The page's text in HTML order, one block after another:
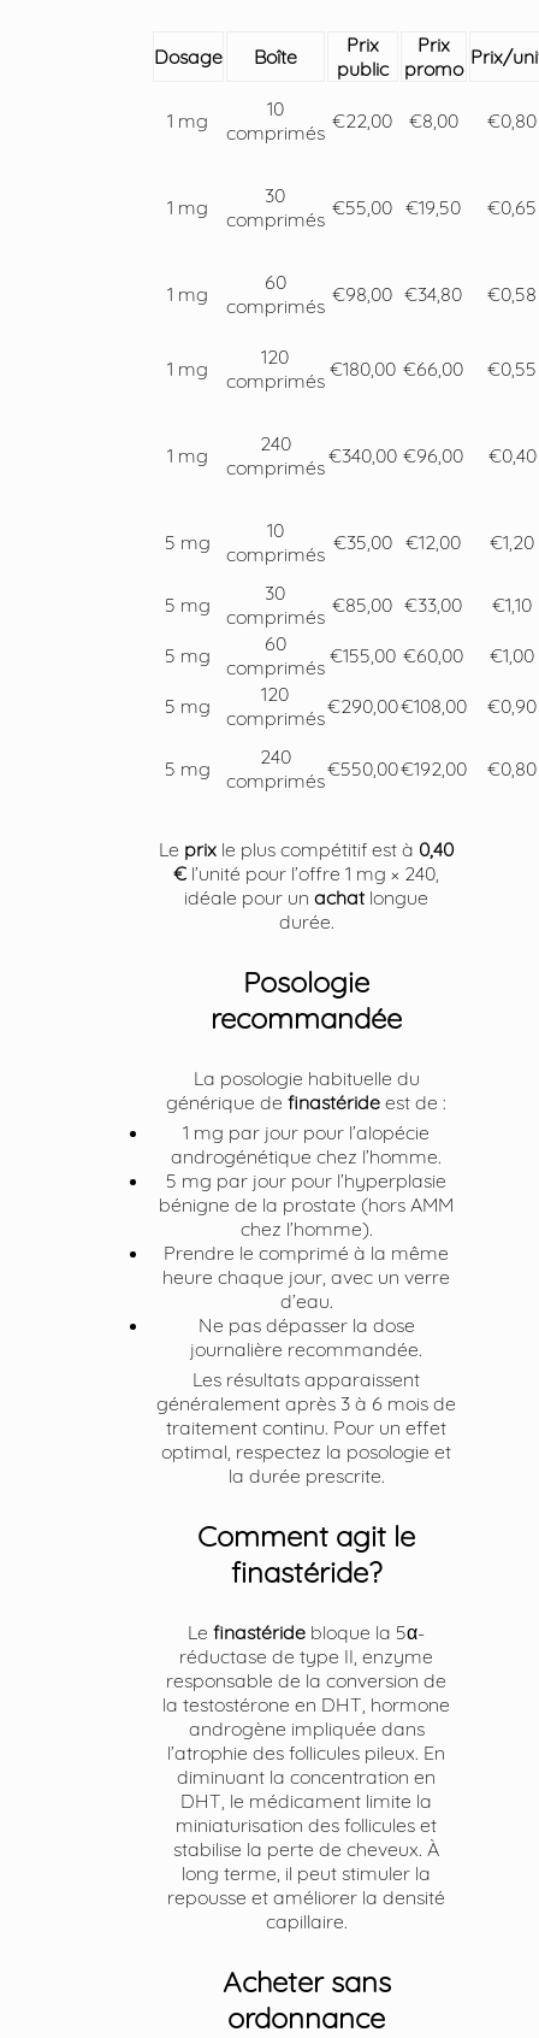
Dosage Boîte
Prix
public
Prix
promo Prix/
1 mg
10
comprimés €22,00 €8,00 €0,80
1 mg
30
comprimés €55,00 €19,50 €0,65
1 mg
60
comprimés €98,00 €34,80 €0,58
1 mg
120
comprimés €180,00 €66,00 €0,55
1 mg
240
comprimés€340,00 €96,00 €0,40
5 mg
10
comprimés €35,00 €12,00 €1,20
5 mg
30
comprimés €85,00 €33,00 €1,10
5 mg
60
comprimés €155,00 €60,00 €1,00
5 mg
120
comprimés€290,00€108,00 €0,90
5 mg
240
comprimés€550,00€192,00 €0,80
Le prix le plus compétitif est à 0,40
€ l’unité pour l’offre 1 mg × 240,
idéale pour unachat longue
durée.
Posologie
recommandée
La posologie habituelle du
générique definastéride est de :
1 mg par jour pour l’alopécie
androgénétique chez l’homme.
5 mg par jour pour l’hyperplasie
bénigne de la prostate (hors AMM
chez l’homme).
Prendre le comprimé à la même
heure chaque jour, avec un verre
d’eau.
Ne pas dépasser la dose
journalière recommandée.
Les résultats apparaissent
généralement après 3 à 6 mois de
traitement continu. Pour un effet
optimal, respectez la posologie et
la durée prescrite.
Comment agit le
finastéride?
Lefinastéride bloque la 5α-
réductase de type II, enzyme
responsable de la conversion de
la testostérone en DHT, hormone
androgène impliquée dans
l’atrophie des follicules pileux. En
diminuant la concentration en
DHT, le médicament limite la
miniaturisation des follicules et
stabilise la perte de cheveux. À
long terme, il peut stimuler la
repousse et améliorer la densité
capillaire.
Acheter sans
ordonnance